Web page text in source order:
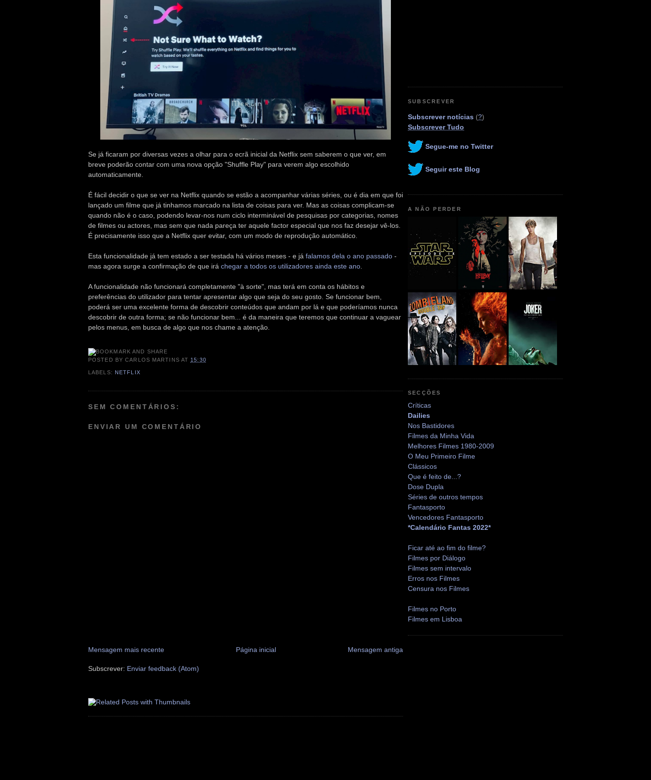
Se já ficaram por diversas vezes a olhar para o ecrã inicial da Netflix sem saberem o que ver, em
breve poderão contar com uma nova opção "Shuffle Play" para verem algo escolhido
automaticamente.
É fácil decidir o que se ver na Netflix quando se estão a acompanhar várias séries, ou é dia em que foi
lançado um filme que já tinhamos marcado na lista de coisas para ver. Mas as coisas complicam-se
quando não é o caso, podendo levar-nos num ciclo interminável de pesquisas por categorias, nomes
de filmes ou actores, mas sem que nada pareça ter aquele factor especial que nos faz desejar vê-los.
É precisamente isso que a Netflix quer evitar, com um modo de reprodução automático.
Esta funcionalidade já tem estado a ser testada há vários meses - e já falamos dela o ano passado -
mas agora surge a confirmação de que irá chegar a todos os utilizadores ainda este ano.
A funcionalidade não funcionará completamente "à sorte", mas terá em conta os hábitos e
preferências do utilizador para tentar apresentar algo que seja do seu gosto. Se funcionar bem,
poderá ser uma excelente forma de descobrir conteúdos que andam por lá e que poderíamos nunca
descobrir de outra forma; se não funcionar bem... é da maneira que teremos que continuar a vaguear
pelos menus, em busca de algo que nos chame a atenção.
POSTED BYCARLOS MARTINS AT 15:30
LABELS: NETFLIX
SEM COMENTÁRIOS:
ENVIAR UM COMENTÁRIO
Mensagem mais recente Mensagem antiga
Página inicial
Subscrever: Enviar feedback (Atom)
SUBSCREVER
Subscrever notícias (?)
Subscrever Tudo
Segue-me no Twitter
Seguir este Blog
A NÃO PERDER
SECÇÕES
Críticas
Dailies
Nos Bastidores
Filmes da Minha Vida
Melhores Filmes 1980-2009
O Meu Primeiro Filme
Clássicos
Que é feito de...?
Dose Dupla
Séries de outros tempos
Fantasporto
Vencedores Fantasporto
*Calendário Fantas 2022*
Ficar até ao fim do filme?
Filmes por Diálogo
Filmes sem intervalo
Erros nos Filmes
Censura nos Filmes
Filmes no Porto
Filmes em Lisboa